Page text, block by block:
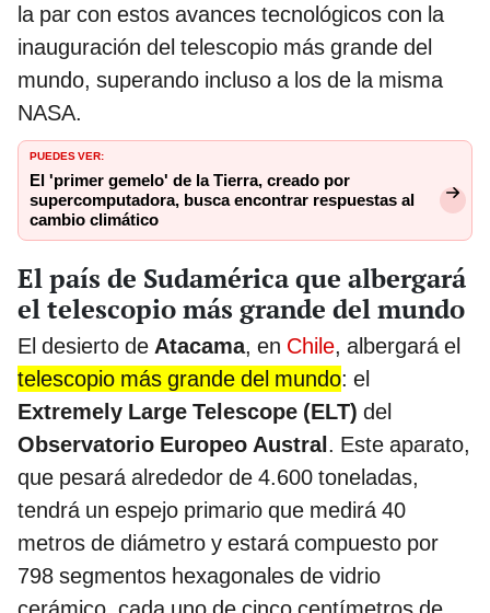
la par con estos avances tecnológicos con la
inauguración del telescopio más grande del
mundo, superando incluso a los de la misma
NASA.
PUEDES VER:
El 'primer gemelo' de la Tierra, creado por
supercomputadora, busca encontrar respuestas al
cambio climático
El país de Sudamérica que albergará
el telescopio más grande del mundo
El desierto de Atacama, en Chile, albergará el
telescopio más grande del mundo: el
Extremely Large Telescope (ELT) del
Observatorio Europeo Austral. Este aparato,
que pesará alrededor de 4.600 toneladas,
tendrá un espejo primario que medirá 40
metros de diámetro y estará compuesto por
798 segmentos hexagonales de vidrio